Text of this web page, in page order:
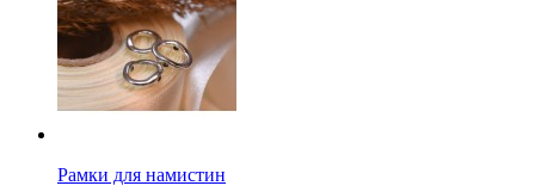
Рамки для намистин